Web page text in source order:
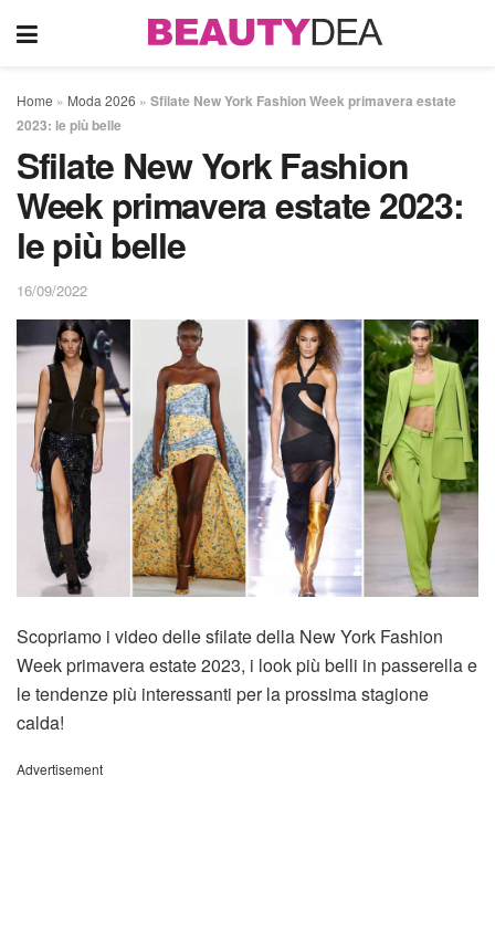
Home » Moda 2026 » Sfilate New York Fashion Week primavera estate
2023: le più belle
Sfilate New York Fashion
Week primavera estate 2023:
le più belle
16/09/2022
Scopriamo i video delle sfilate della New York Fashion
Week primavera estate 2023, i look più belli in passerella e
le tendenze più interessanti per la prossima stagione
calda!
Advertisement